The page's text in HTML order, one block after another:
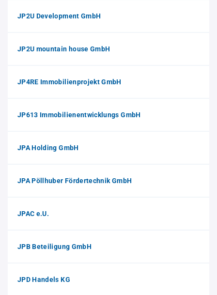
JP2U Development GmbH
JP2U mountain house GmbH
JP4RE Immobilienprojekt GmbH
JP613 Immobilienentwicklungs GmbH
JPA Holding GmbH
JPA Pöllhuber Fördertechnik GmbH
JPAC e.U.
JPB Beteiligung GmbH
JPD Handels KG